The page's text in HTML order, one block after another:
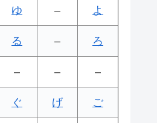
ゆ – よ
る – ろ
– – –
ぐ げ ご